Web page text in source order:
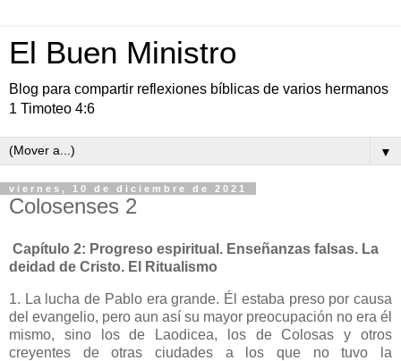
El Buen Ministro
Blog para compartir reflexiones bíblicas de varios hermanos
1 Timoteo 4:6
▼
viernes, 10 de diciembre de 2021
Colosenses 2
Capítulo 2: Progreso espiritual. Enseñanzas falsas. La
deidad de Cristo. El Ritualismo
1. La lucha de Pablo era grande. Él estaba preso por causa
del evangelio, pero aun así su mayor preocupación no era él
mismo, sino los de Laodicea, los de Colosas y otros
creyentes de otras ciudades a los que no tuvo la